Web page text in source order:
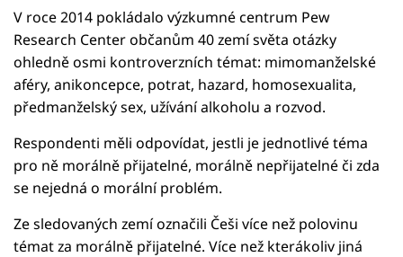
V roce 2014 pokládalo výzkumné centrum Pew
Research Center občanům 40 zemí světa otázky
ohledně osmi kontroverzních témat: mimomanželské
aféry, anikoncepce, potrat, hazard, homosexualita,
předmanželský sex, užívání alkoholu a rozvod.
Respondenti měli odpovídat, jestli je jednotlivé téma
pro ně morálně přijatelné, morálně nepřijatelné či zda
se nejedná o morální problém.
Ze sledovaných zemí označili Češi více než polovinu
témat za morálně přijatelné. Více než kterákoliv jiná